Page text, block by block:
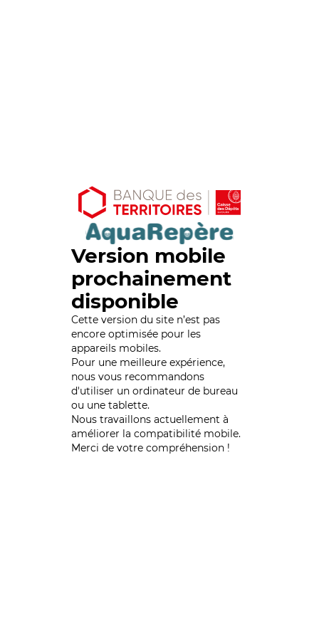
Version mobile
prochainement
disponible
Cette version du site n’est pas
encore optimisée pour les
appareils mobiles.
Pour une meilleure expérience,
nous vous recommandons
d'utiliser un ordinateur de bureau
ou une tablette.
Nous travaillons actuellement à
améliorer la compatibilité mobile.
Merci de votre compréhension !